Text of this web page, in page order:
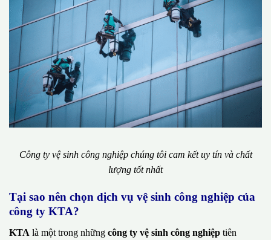
Công ty vệ sinh công nghiệp chúng tôi cam kết uy tín và chất
lượng tốt nhất
Tại sao nên chọn dịch vụ vệ sinh công nghiệp của
công ty KTA?
KTA là một trong những công ty vệ sinh công nghiệp tiên